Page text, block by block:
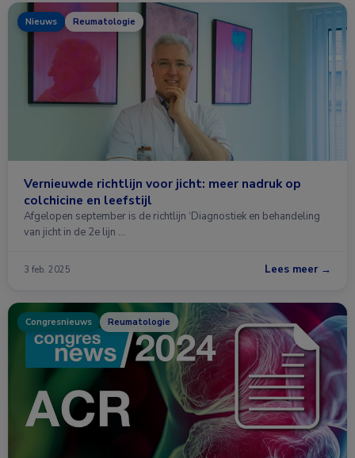
Nieuws Reumatologie
Vernieuwde richtlijn voor jicht: meer nadruk op
colchicine en leefstijl
Afgelopen september is de richtlijn ‘Diagnostiek en behandeling
van jicht in de 2e lijn …
3 feb. 2025 Lees meer →
Congresnieuws Reumatologie